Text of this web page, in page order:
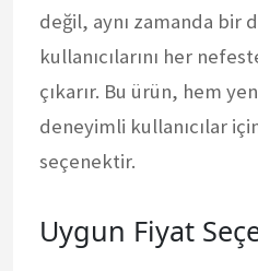
değil, aynı zamanda bir
kullanıcılarını her
çıkarır. Bu ürün, hem
deneyimli kullanıcılar
seçenektir.
Uygun Fiyat